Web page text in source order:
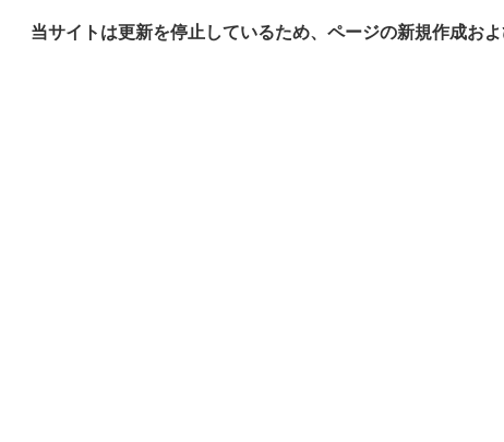
当サイトは更新を停止しているため、ページの新規作成お